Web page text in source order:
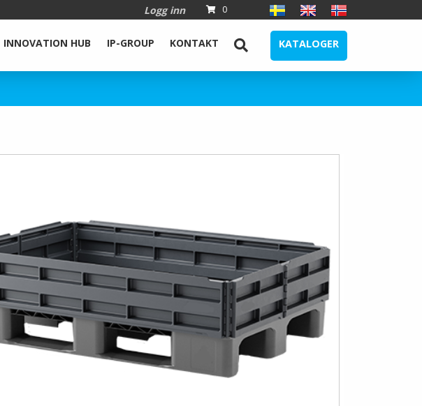
Logg inn 0
INNOVATION HUB IP-GROUP KONTAKT KATALOGER